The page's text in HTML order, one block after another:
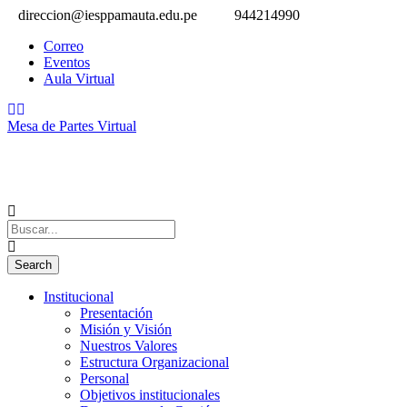
direccion@iesppamauta.edu.pe
944214990
Correo
Eventos
Aula Virtual
Mesa de Partes Virtual
Institucional
Presentación
Misión y Visión
Nuestros Valores
Estructura Organizacional
Personal
Objetivos institucionales